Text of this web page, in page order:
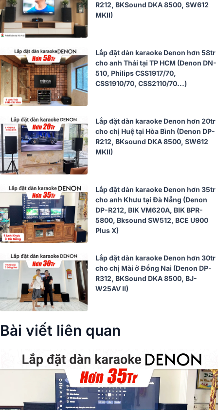
R212, BKSound DKA 8500, SW612
MKII)
Lắp đặt dàn karaoke Denon hơn 58tr
cho anh Thái tại TP HCM (Denon DN-
510, Philips CSS1917/70,
CSS1910/70, CSS2110/70...)
Lắp đặt dàn karaoke Denon hơn 20tr
cho chị Huệ tại Hòa Bình (Denon DP-
R212, BKsound DKA 8500, SW612
MKII)
Lắp đặt dàn karaoke Denon hơn 35tr
cho anh Khưu tại Đà Nẵng (Denon
DP-R212, BIK VM620A, BIK BPR-
5800, Bksound SW512, BCE U900
Plus X)
Lắp đặt dàn karaoke Denon hơn 30tr
cho chị Mài ở Đồng Nai (Denon DP-
R312, BKSound DKA 8500, BJ-
W25AV II)
Bài viết liên quan